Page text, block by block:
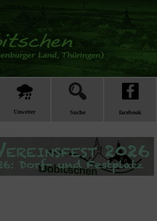
Unwetter Suche facebook